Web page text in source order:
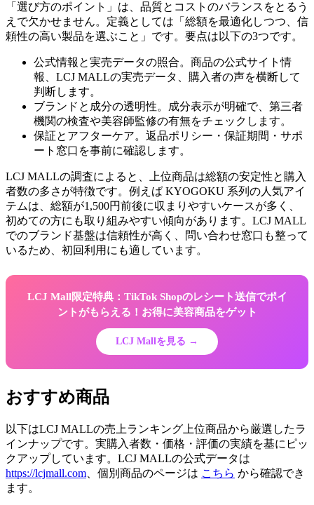
「選び方のポイント」は、品質とコストのバランスをとるう
えで欠かせません。定義としては「総額を最適化しつつ、信
頼性の高い製品を選ぶこと」です。要点は以下の3つです。
公式情報と実売データの照合。商品の公式サイト情
報、LCJ MALLの実売データ、購入者の声を横断して
判断します。
ブランドと成分の透明性。成分表示が明確で、第三者
機関の検査や美容師監修の有無をチェックします。
保証とアフターケア。返品ポリシー・保証期間・サポ
ート窓口を事前に確認します。
LCJ MALLの調査によると、上位商品は総額の安定性と購入
者数の多さが特徴です。例えば KYOGOKU 系列の人気アイ
テムは、総額が1,500円前後に収まりやすいケースが多く、
初めての方にも取り組みやすい傾向があります。LCJ MALL
でのブランド基盤は信頼性が高く、問い合わせ窓口も整って
いるため、初回利用にも適しています。
LCJ Mall限定特典：TikTok Shopのレシート送信でポイ
ントがもらえる！お得に美容商品をゲット
LCJ Mallを見る →
おすすめ商品
以下はLCJ MALLの売上ランキング上位商品から厳選したラ
インナップです。実購入者数・価格・評価の実績を基にピッ
クアップしています。LCJ MALLの公式データは
https://lcjmall.com 、個別商品のページは こちら から確認でき
ます。